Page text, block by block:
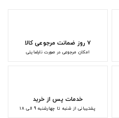
۷ روز ضمانت مرجوعی کالا
امکان مرجوعی در صورت نارضایتی
خدمات پس از خرید
پشتیبانی از شنبه تا چهارشنبه 9 الی 18